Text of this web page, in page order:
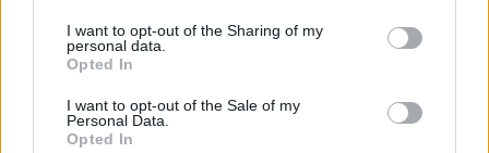
I want to opt-out of the Sharing of my
personal data.
Opted In
I want to opt-out of the Sale of my
Personal Data.
Opted In